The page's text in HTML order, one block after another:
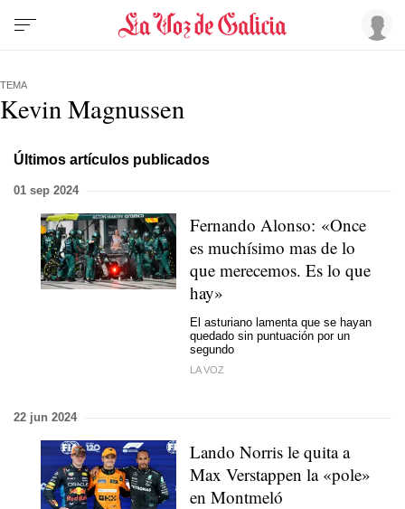
TEMA
Kevin Magnussen
Últimos artículos publicados
01 sep 2024
Fernando Alonso: «Once
es muchísimo mas de lo
que merecemos. Es lo que
hay»
El asturiano lamenta que se hayan
quedado sin puntuación por un
segundo
LA VOZ
22 jun 2024
Lando Norris le quita a
Max Verstappen la «pole»
en Montmeló